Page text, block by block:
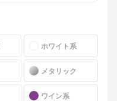
ホワイト系
メタリック
ワイン系